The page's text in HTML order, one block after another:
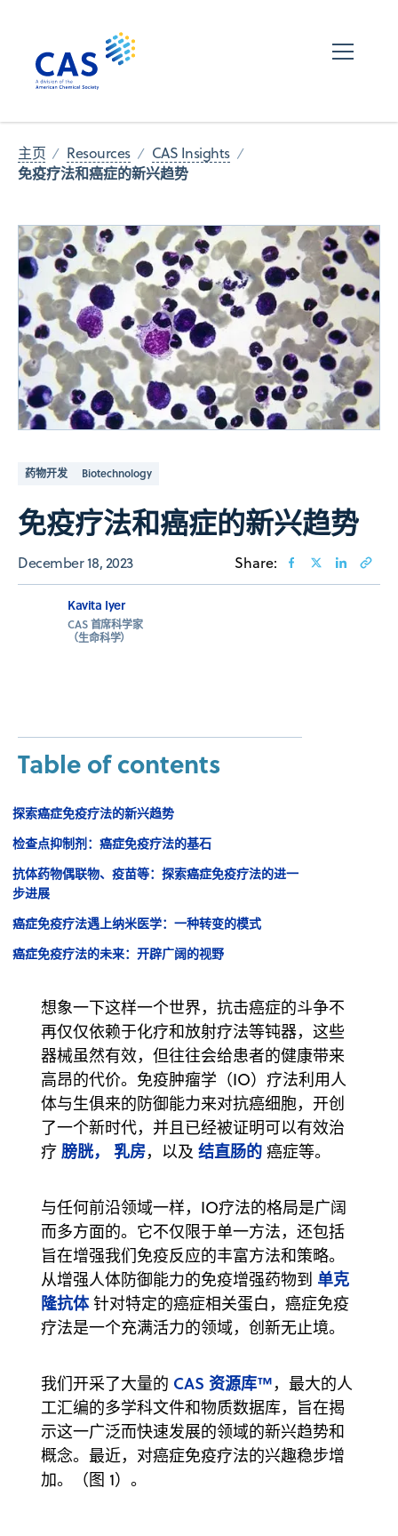
主页 Resources CAS Insights
免疫疗法和癌症的新兴趋势
药物开发 Biotechnology
免疫疗法和癌症的新兴趋势
December 18, 2023 Share:
Kavita Iyer
CAS 首席科学家
（生命科学）
Table of contents
探索癌症免疫疗法的新兴趋势
检查点抑制剂：癌症免疫疗法的基石
抗体药物偶联物、疫苗等：探索癌症免疫疗法的进一
步进展
癌症免疫疗法遇上纳米医学：一种转变的模式
癌症免疫疗法的未来：开辟广阔的视野
想象一下这样一个世界，抗击癌症的斗争不
再仅仅依赖于化疗和放射疗法等钝器，这些
器械虽然有效，但往往会给患者的健康带来
高昂的代价。免疫肿瘤学（IO）疗法利用人
体与生俱来的防御能力来对抗癌细胞，开创
了一个新时代，并且已经被证明可以有效治
疗 膀胱， 乳房，以及 结直肠的 癌症等。
与任何前沿领域一样，IO疗法的格局是广阔
而多方面的。它不仅限于单一方法，还包括
旨在增强我们免疫反应的丰富方法和策略。
从增强人体防御能力的免疫增强药物到 单克
隆抗体针对特定的癌症相关蛋白，癌症免疫
疗法是一个充满活力的领域，创新无止境。
我们开采了大量的 CAS 资源库™，最大的人
工汇编的多学科文件和物质数据库，旨在揭
示这一广泛而快速发展的领域的新兴趋势和
概念。最近，对癌症免疫疗法的兴趣稳步增
加。（图 1）。